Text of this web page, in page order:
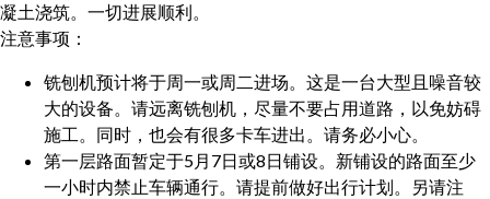
凝土浇筑。一切进展顺利。
注意事项：
铣刨机预计将于周一或周二进场。这是一台大型且噪音较
大的设备。请远离铣刨机，尽量不要占用道路，以免妨碍
施工。同时，也会有很多卡车进出。请务必小心。
第一层路面暂定于5月7日或8日铺设。新铺设的路面至少
一小时内禁止车辆通行。请提前做好出行计划。另请注